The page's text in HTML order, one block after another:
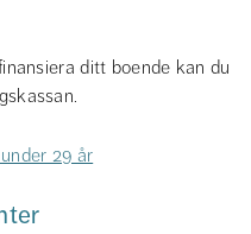
ditt boende kan du
29 år